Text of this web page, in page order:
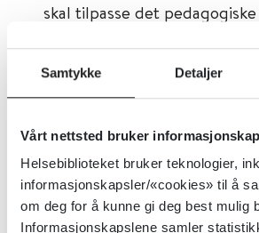
Samtykke Detaljer
Vårt nettsted bruker
Helsebiblioteket bruker teknologier,
informasjonskapsler/«cookies» til å
om deg for å kunne gi deg best mulig
Informasjonskapslene samler
skal tilpasse det
forutsetninger, både når de
ekstra støtte i kortere